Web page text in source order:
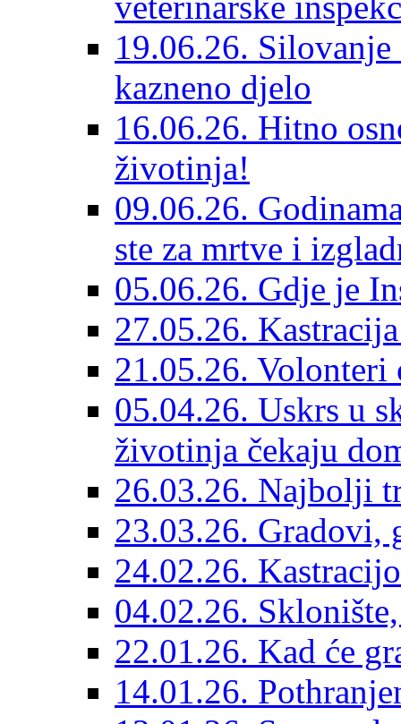
19.06.26.
kazneno djelo
16.06.26. Hitno
životinja!
09.06.26.
ste za mrtve i
05.06.26. Gdje je
27.05.26.
21.05.26. Volonteri
05.04.26. Uskrs u
životinja čekaju
26.03.26. Najbolji
23.03.26. Gradovi,
24.02.26.
04.02.26.
22.01.26. Kad će
14.01.26.